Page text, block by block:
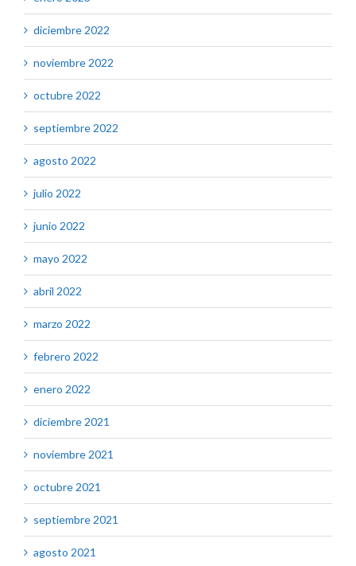
diciembre 2022
noviembre 2022
octubre 2022
septiembre 2022
agosto 2022
julio 2022
junio 2022
mayo 2022
abril 2022
marzo 2022
febrero 2022
enero 2022
diciembre 2021
noviembre 2021
octubre 2021
septiembre 2021
agosto 2021